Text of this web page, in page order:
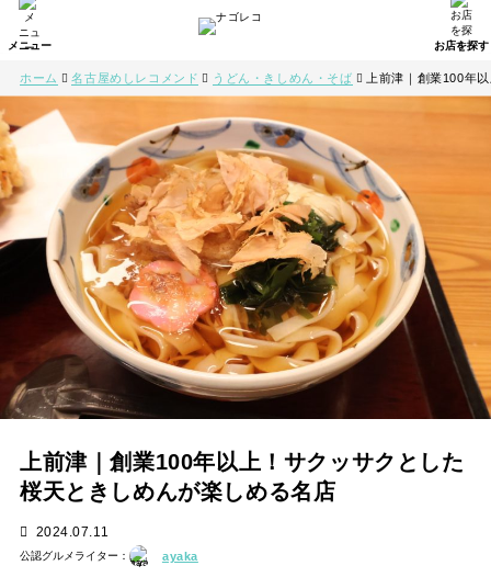
ホーム 名古屋めしレコメンド うどん・きしめん・そば 上前津｜創業100年
上前津｜創業100年以上！サクッサクとした
桜天ときしめんが楽しめる名店
2024.07.11
公認グルメライター： ayaka